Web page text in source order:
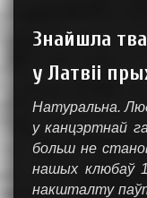
Знайшла
у Латвіі
Натуральна.
у канцэртнай
больш не
нашых клюбаў
накшталту